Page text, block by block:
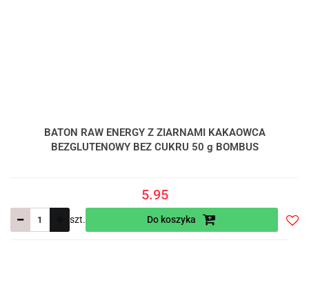
BATON RAW ENERGY Z ZIARNAMI KAKAOWCA
BEZGLUTENOWY BEZ CUKRU 50 g BOMBUS
5.95
szt. Do koszyka